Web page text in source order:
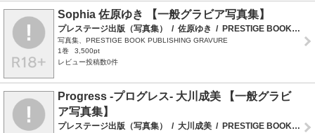
Sophia 佐原ゆき 【一般グラビア写真集】
プレステージ出版（写真集） / 佐原ゆき / PRESTIGE BOOK PUBLISHING GRAVURE
写真集、PRESTIGE BOOK PUBLISHING GRAVURE
1巻
3,500pt
レビュー投稿数0件
Progress -プログレス- 大川成美 【一般グラビ
ア写真集】
プレステージ出版（写真集） / 大川成美 / PRESTIGE BOOK PUBLISHING GRAVURE